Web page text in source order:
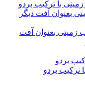
با ترکیب بردو
بعنوان آفت دیگر
بعنوان آفت
بردو
ترکیب بردو